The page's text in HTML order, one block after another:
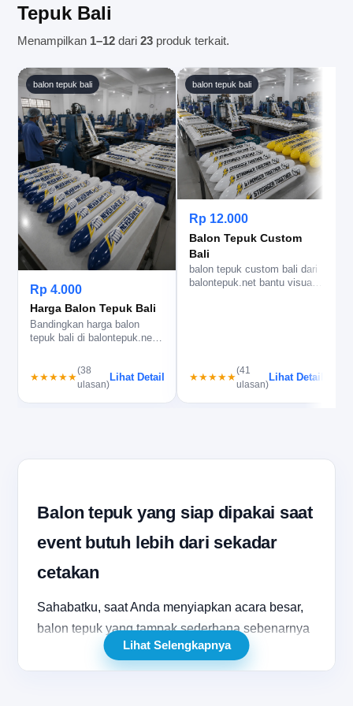
Tepuk Bali
Menampilkan 1–12 dari23 produk terkait.
balon tepuk bali
Rp 4.000
Harga Balon Tepuk Bali
Bandingkan harga balon
tepuk bali di balontepuk.net,
★★★★★
(38
ulasan)
Lihat Detail
balon tepuk bali
Rp 12.000
Balon Tepuk Custom
Bali
balon tepuk custom bali dari
balontepuk.net bantu visual
★★★★★
(41
ulasan)
Lihat Detail
Balon tepuk yang siap dipakai saat
event butuh lebih dari sekadar
cetakan
Sahabatku, saat Anda menyiapkan acara besar,
balon tepuk yang tampak sederhana sebenarnya
punya peran yang jauh lebih penting daripada
sekadar pelengkap visual. Dalam banyak event,
Lihat Selengkapnya